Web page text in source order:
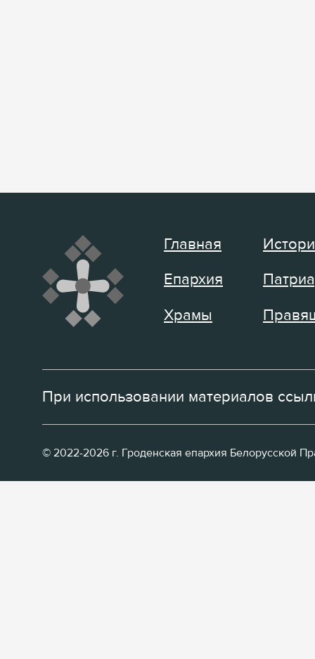
Главная
Епархия
Храмы
При использовании материалов
© 2022-2026 г. Гроденская епархия Белорусской